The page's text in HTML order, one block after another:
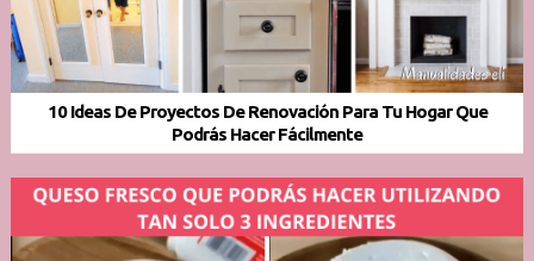
10 Ideas De Proyectos De Renovación Para Tu Hogar Que
Podrás Hacer Fácilmente